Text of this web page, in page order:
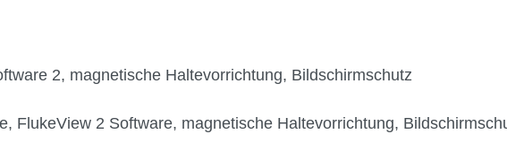
2, magnetische Haltevorrichtung, Bildschirmschutz
FlukeView 2 Software, magnetische Haltevorrichtung,